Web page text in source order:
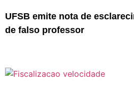
UFSB emite nota de
de falso professor